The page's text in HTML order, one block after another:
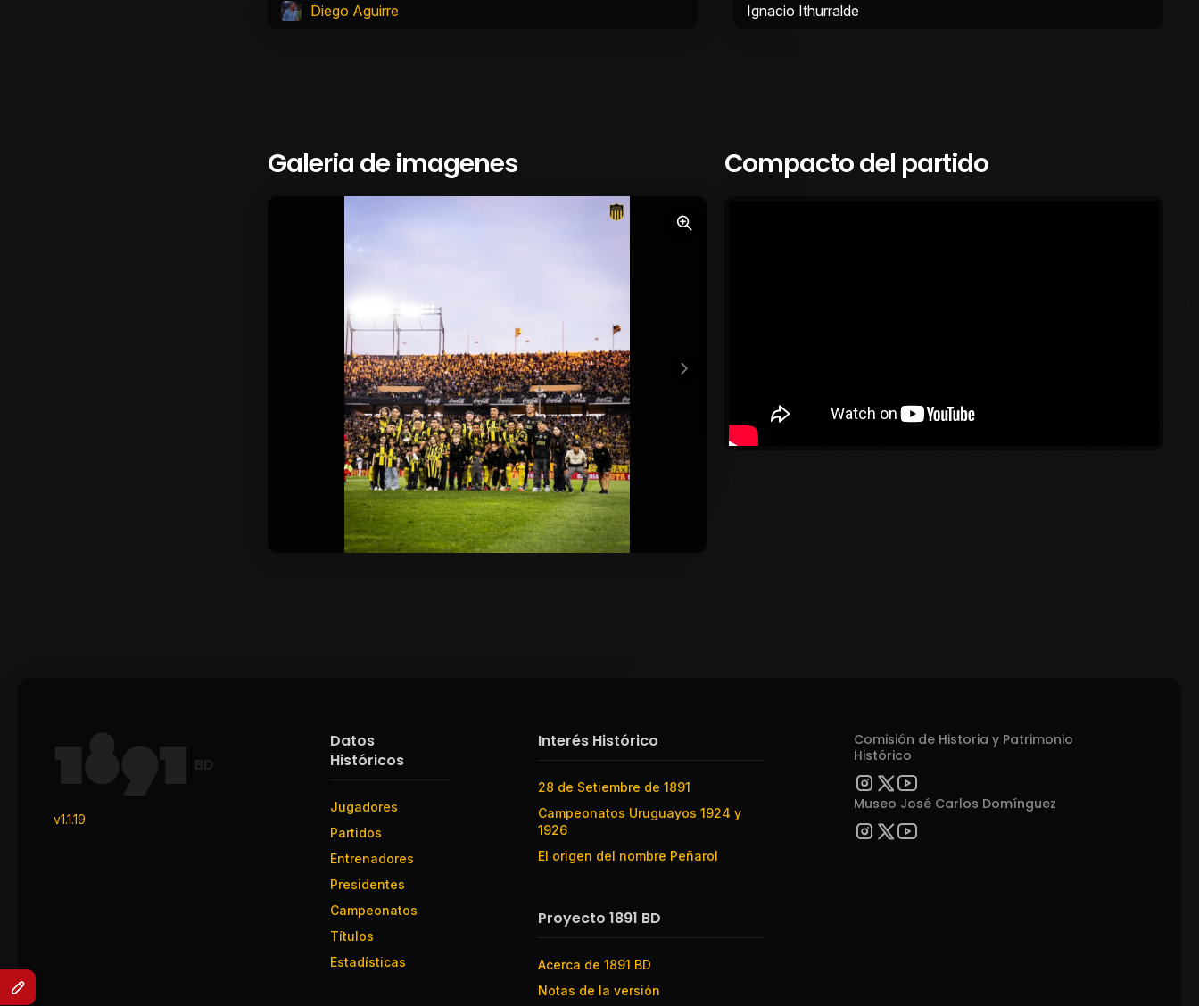
Diego Aguirre Ignacio Ithurralde
Galeria de imagenes Compacto del partido
BD
v1.1.19
Datos
Históricos
Jugadores
Partidos
Entrenadores
Presidentes
Campeonatos
Títulos
Estadísticas
Interés Histórico
28 de Setiembre de 1891
Campeonatos Uruguayos 1924 y
1926
El origen del nombre Peñarol
Proyecto 1891 BD
Acerca de 1891 BD
Notas de la versión
Comisión de Historia y Patrimonio
Histórico
Museo José Carlos Domínguez